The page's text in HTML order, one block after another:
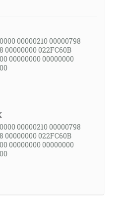
00000210 00000798
00000000 022FC60B
00000000 00000000
00000210 00000798
00000000 022FC60B
00000000 00000000